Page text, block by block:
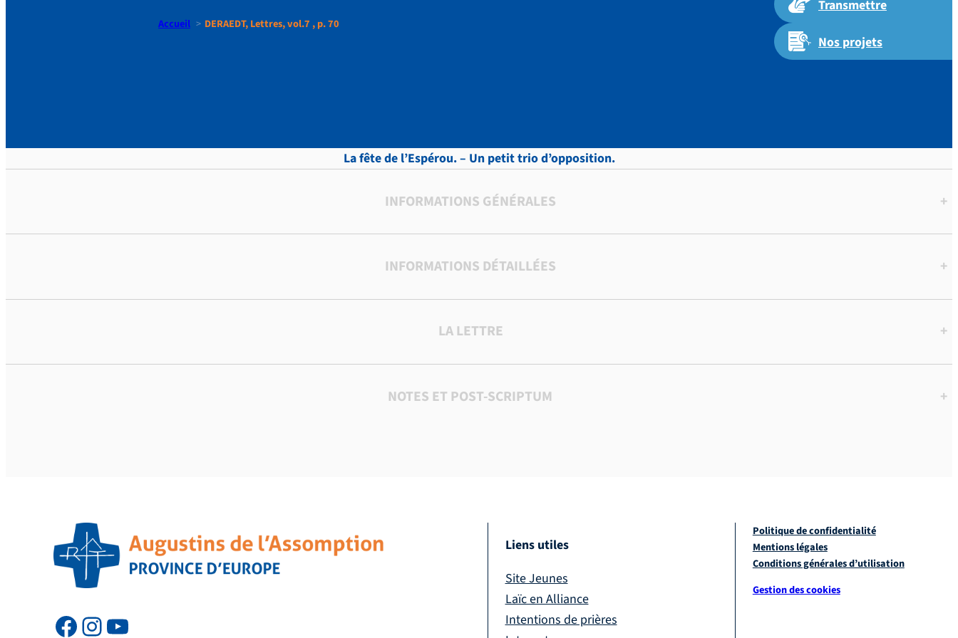
Transmettre
Nos projets
Accueil DERAEDT, Lettres, vol.7 , p. 70
La fête de l’Espérou. – Un petit trio d’opposition.
INFORMATIONS GÉNÉRALES +
INFORMATIONS DÉTAILLÉES +
LA LETTRE +
NOTES ET POST-SCRIPTUM +
Liens utiles
Site Jeunes
Laïc en Alliance
Intentions de prières
Politique de confidentialité
Mentions légales
Conditions générales d’utilisation
Gestion des cookies